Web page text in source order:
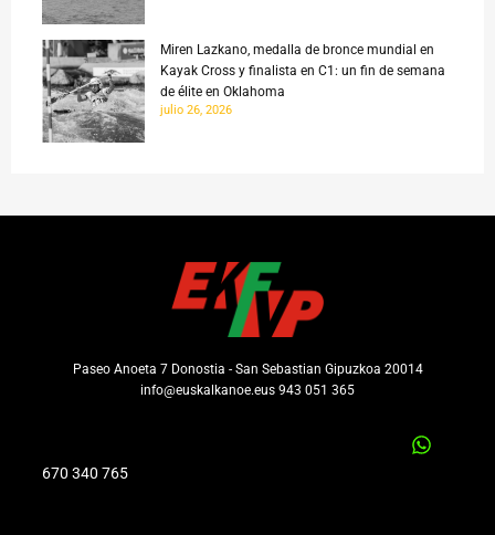
Miren Lazkano, medalla de bronce mundial en
Kayak Cross y finalista en C1: un fin de semana
de élite en Oklahoma
julio 26, 2026
Paseo Anoeta 7 Donostia - San Sebastian Gipuzkoa 20014
info@euskalkanoe.eus 943 051 365
670 340 765